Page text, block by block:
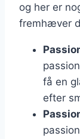
og her er
fremhæver
få en
efter